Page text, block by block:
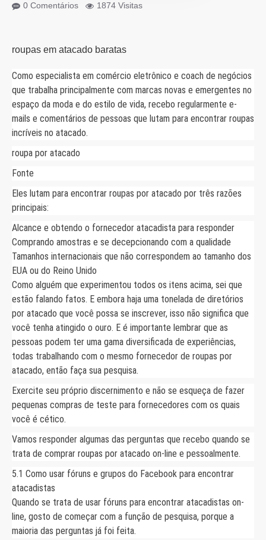
0 Comentários 1874 Visitas
roupas em atacado baratas
Como especialista em comércio eletrônico e coach de negócios
que trabalha principalmente com marcas novas e emergentes no
espaço da moda e do estilo de vida, recebo regularmente e-
mails e comentários de pessoas que lutam para encontrar roupas
incríveis no atacado.
roupa por atacado
Fonte
Eles lutam para encontrar roupas por atacado por três razões
principais:
Alcance e obtendo o fornecedor atacadista para responder
Comprando amostras e se decepcionando com a qualidade
Tamanhos internacionais que não correspondem ao tamanho dos
EUA ou do Reino Unido
Como alguém que experimentou todos os itens acima, sei que
estão falando fatos. E embora haja uma tonelada de diretórios
por atacado que você possa se inscrever, isso não significa que
você tenha atingido o ouro. E é importante lembrar que as
pessoas podem ter uma gama diversificada de experiências,
todas trabalhando com o mesmo fornecedor de roupas por
atacado, então faça sua pesquisa.
Exercite seu próprio discernimento e não se esqueça de fazer
pequenas compras de teste para fornecedores com os quais
você é cético.
Vamos responder algumas das perguntas que recebo quando se
trata de comprar roupas por atacado on-line e pessoalmente.
5.1 Como usar fóruns e grupos do Facebook para encontrar
atacadistas
Quando se trata de usar fóruns para encontrar atacadistas on-
line, gosto de começar com a função de pesquisa, porque a
maioria das perguntas já foi feita.